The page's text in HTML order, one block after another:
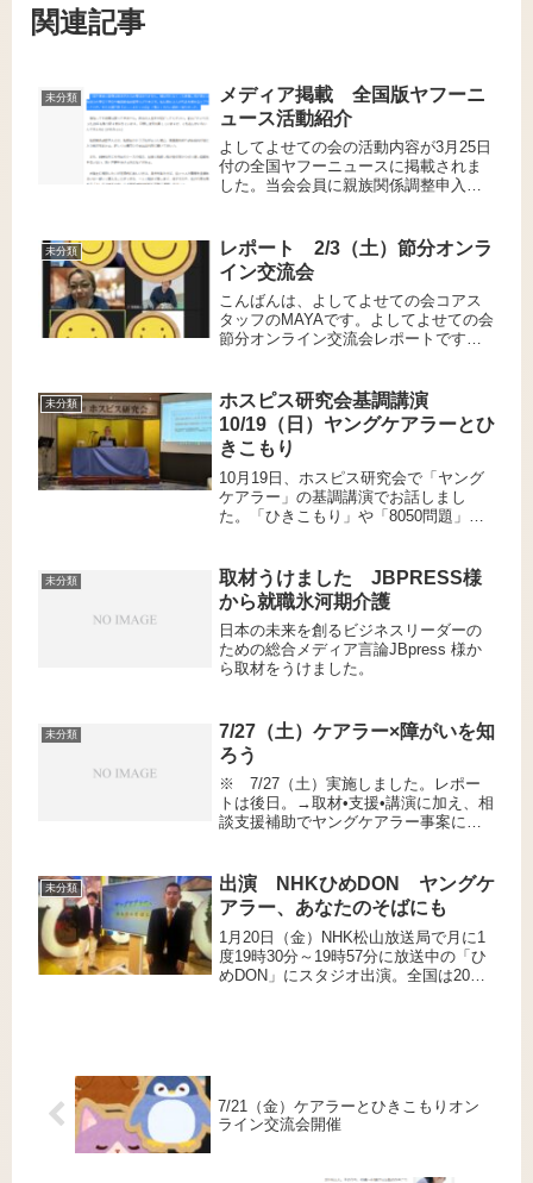
関連記事
未分類
メディア掲載 全国版ヤフーニ
ュース活動紹介
よしてよせての会の活動内容が3月25日
付の全国ヤフーニュースに掲載されま
した。当会会員に親族関係調整申入に
未分類
レポート 2/3（土）節分オンラ
イン交流会
こんばんは、よしてよせての会コアス
タッフのMAYAです。よしてよせての会
節分オンライン交流会レポートです。
方々が参加されました。2024年恵方に
向かって 恵方巻を食...
未分類
ホスピス研究会基調講演
10/19（日）ヤングケアラーとひ
きこもり
10月19日、ホスピス研究会で「ヤング
ケアラー」の基調講演でお話しまし
た。「ひきこもり」や「8050問題」と
未分類
取材うけました JBPRESS様
から就職氷河期介護
日本の未来を創るビジネスリーダーの
ための総合メディア言論JBpress 様か
ら取材をうけました。
未分類
7/27（土）ケアラー×障がいを知
ろう
※ 7/27（土）実施しました。レポー
トは後日。→取材•支援•講演に加え、相
談支援補助でヤングケアラー事案に関
れていません。そこで、啓発イベント
（セミナーと交流会)を開...
未分類
出演 NHKひめDON ヤングケ
アラー、あなたのそばにも
1月20日（金）NHK松山放送局で月に1
度19時30分～19時57分に放送中の「ひ
めDON」にスタジオ出演。全国は20時
7/21（金）ケアラーとひきこもりオン
ライン交流会開催